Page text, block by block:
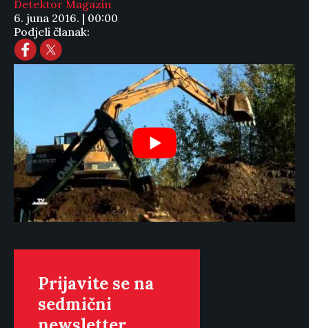
Detektor Magazin
6. juna 2016. | 00:00
Podjeli članak:
Prijavite se na
sedmični